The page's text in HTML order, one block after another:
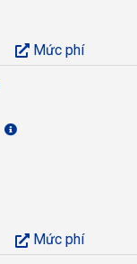
Mức phí
Mức phí